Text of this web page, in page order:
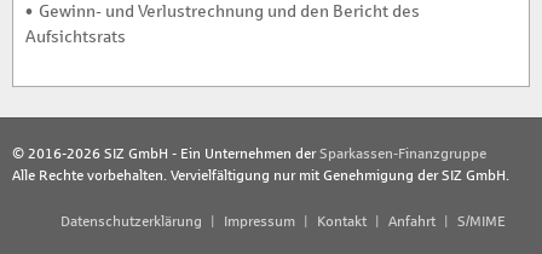
• Gewinn- und Verlustrechnung und den Bericht des
Aufsichtsrats
© 2016-2026 SIZ GmbH - Ein Unternehmen derSparkassen-Finanzgruppe
Alle Rechte vorbehalten. Vervielfältigung nur mit Genehmigung der SIZ GmbH.
Datenschutzerklärung Impressum Kontakt Anfahrt S/MIME